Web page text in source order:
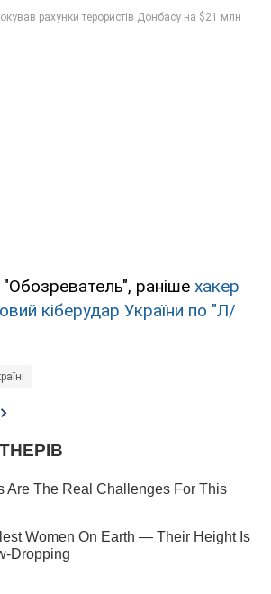
раніше хакер
кіберудар України по "Л/